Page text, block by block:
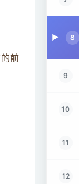
前
8
9
10
11
12